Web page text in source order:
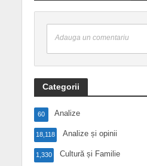
Adauga un comentariu
Categorii
Analize
60
Analize și opinii
18,118
Cultură și Familie
1,330